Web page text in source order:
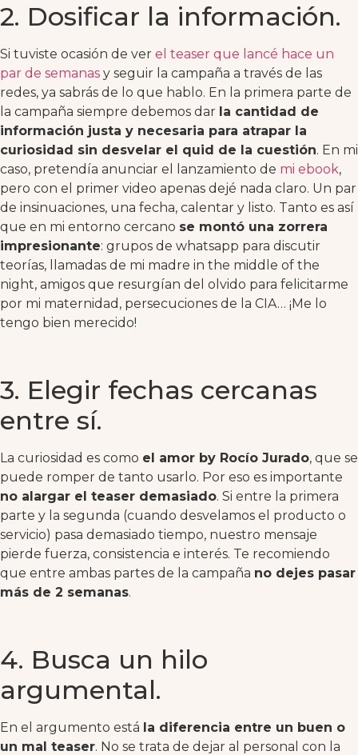
2. Dosificar la información.
Si tuviste ocasión de ver el teaser que lancé hace un
par de semanas y seguir la campaña a través de las
redes, ya sabrás de lo que hablo. En la primera parte de
la campaña siempre debemos dar la cantidad de
información justa y necesaria para atrapar la
curiosidad sin desvelar el quid de la cuestión. En mi
caso, pretendía anunciar el lanzamiento de mi ebook,
pero con el primer video apenas dejé nada claro. Un par
de insinuaciones, una fecha, calentar y listo. Tanto es así
que en mi entorno cercano se montó una zorrera
impresionante: grupos de whatsapp para discutir
teorías, llamadas de mi madre in the middle of the
night, amigos que resurgían del olvido para felicitarme
por mi maternidad, persecuciones de la CIA… ¡Me lo
tengo bien merecido!
3. Elegir fechas cercanas
entre sí.
La curiosidad es como el amor by Rocío Jurado, que se
puede romper de tanto usarlo. Por eso es importante
no alargar el teaser demasiado. Si entre la primera
parte y la segunda (cuando desvelamos el producto o
servicio) pasa demasiado tiempo, nuestro mensaje
pierde fuerza, consistencia e interés. Te recomiendo
que entre ambas partes de la campaña no dejes pasar
más de 2 semanas.
4. Busca un hilo
argumental.
En el argumento está la diferencia entre un buen o
un mal teaser. No se trata de dejar al personal con la